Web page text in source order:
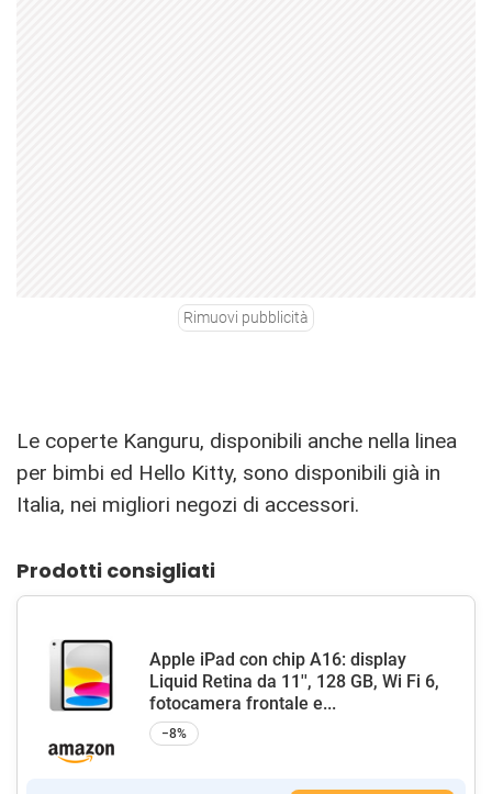
Rimuovi pubblicità
Le coperte Kanguru, disponibili anche nella linea
per bimbi ed Hello Kitty, sono disponibili già in
Italia, nei migliori negozi di accessori.
Prodotti consigliati
Apple iPad con chip A16: display
Liquid Retina da 11'', 128 GB, Wi Fi 6,
fotocamera frontale e...
−8%